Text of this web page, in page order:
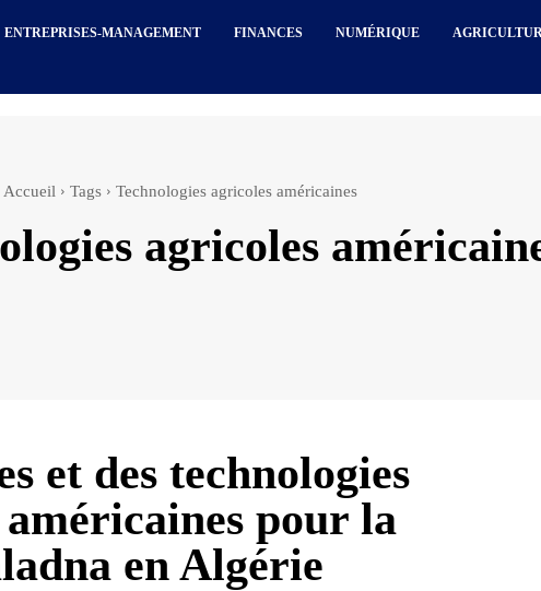
ENTREPRISES-MANAGEMENT FINANCES NUMÉRIQUE
Accueil Tags Technologies agricoles américaines
agricoles
et des technologies
pour la
en Algérie